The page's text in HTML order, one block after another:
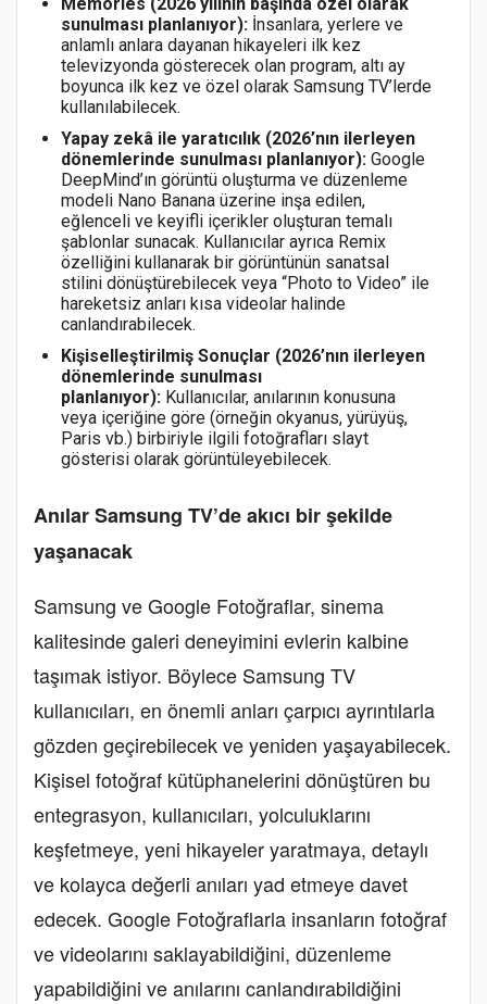
sunulması planlanıyor): İnsanlara, yerlere ve
anlamlı anlara dayanan hikayeleri ilk kez
televizyonda gösterecek olan program, altı ay
boyunca ilk kez ve özel olarak Samsung TV’lerde
kullanılabilecek.
Yapay zekâ ile yaratıcılık (2026’nın ilerleyen
dönemlerinde sunulması planlanıyor): Google
DeepMind’ın görüntü oluşturma ve düzenleme
modeli Nano Banana üzerine inşa edilen,
eğlenceli ve keyifli içerikler oluşturan temalı
şablonlar sunacak. Kullanıcılar ayrıca Remix
özelliğini kullanarak bir görüntünün sanatsal
stilini dönüştürebilecek veya “Photo to Video” ile
hareketsiz anları kısa videolar halinde
canlandırabilecek.
Kişiselleştirilmiş Sonuçlar (2026’nın ilerleyen
dönemlerinde sunulması
planlanıyor): Kullanıcılar, anılarının konusuna
veya içeriğine göre (örneğin okyanus, yürüyüş,
Paris vb.) birbiriyle ilgili fotoğrafları slayt
gösterisi olarak görüntüleyebilecek.
Anılar Samsung TV’de akıcı bir şekilde
yaşanacak
Samsung ve Google Fotoğraflar, sinema
kalitesinde galeri deneyimini evlerin kalbine
taşımak istiyor. Böylece Samsung TV
kullanıcıları, en önemli anları çarpıcı ayrıntılarla
gözden geçirebilecek ve yeniden yaşayabilecek.
Kişisel fotoğraf kütüphanelerini dönüştüren bu
entegrasyon, kullanıcıları, yolculuklarını
keşfetmeye, yeni hikayeler yaratmaya, detaylı
ve kolayca değerli anıları yad etmeye davet
edecek. Google Fotoğraflarla insanların fotoğraf
ve videolarını saklayabildiğini, düzenleme
yapabildiğini ve anılarını canlandırabildiğini